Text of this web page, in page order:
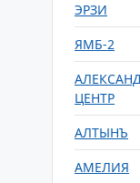
ЭРЗИ
ЯМБ-2
ЦЕНТР
АЛТЫНЪ
АМЕЛИЯ